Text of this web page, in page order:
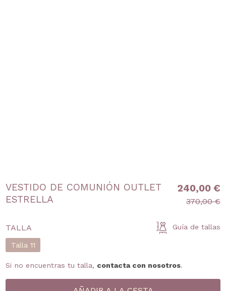
VESTIDO DE COMUNIÓN OUTLET
ESTRELLA
240,00 €
370,00 €
TALLA Guía de tallas
Talla 11
Si no encuentras tu talla, contacta con nosotros.